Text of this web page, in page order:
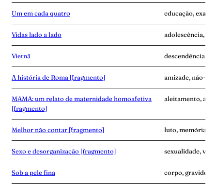
Um em cada quatro educação,
Vidas lado a lado adolescência,
Vietnã descendência,
A história de Roma [fragmento] amizade, não-
MAMA: um relato de maternidade homoafetiva
[fragmento]
aleitamento,
Melhor não contar [fragmento] luto, memória,
Sexo e desorganização [fragmento] sexualidade,
Sob a pele fina corpo, gravidez,